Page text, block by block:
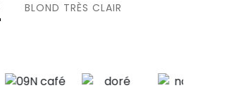
BLOND TRÈS CLAIR